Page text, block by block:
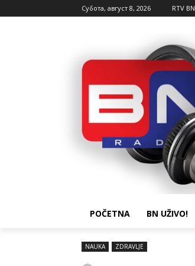
Субота, август 8, 2026 RTV BN
POČETNA BN UŽIVO!
NAUKA ZDRAVLJE